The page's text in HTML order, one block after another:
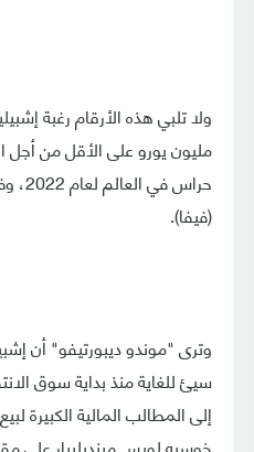
(فيفا).
وترى "موندو ديبورتيفو" أن
سيئ للغاية منذ بداية سوق
إلى المطالب المالية الكبيرة